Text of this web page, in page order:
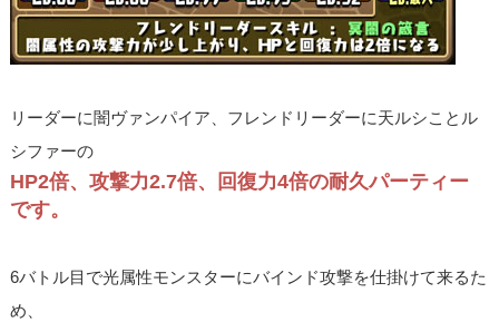
リーダーに闇ヴァンパイア、フレンドリーダーに天ルシことル
シファーの
HP2倍、攻撃力2.7倍、回復力4倍の耐久パーティー
です。
6バトル目で光属性モンスターにバインド攻撃を仕掛けて来るた
め、